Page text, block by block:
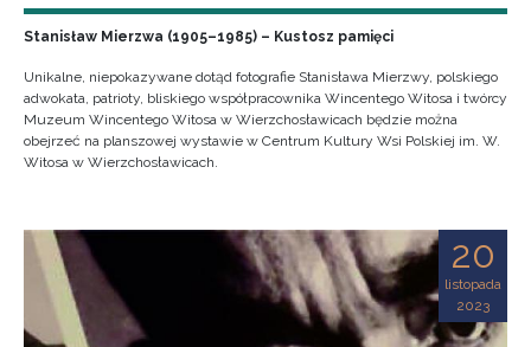
Stanisław Mierzwa (1905–1985) – Kustosz pamięci
Unikalne, niepokazywane dotąd fotografie Stanisława Mierzwy, polskiego
adwokata, patrioty, bliskiego współpracownika Wincentego Witosa i twórcy
Muzeum Wincentego Witosa w Wierzchosławicach będzie można
obejrzeć na planszowej wystawie w Centrum Kultury Wsi Polskiej im. W.
Witosa w Wierzchosławicach.
20
listopada
2023